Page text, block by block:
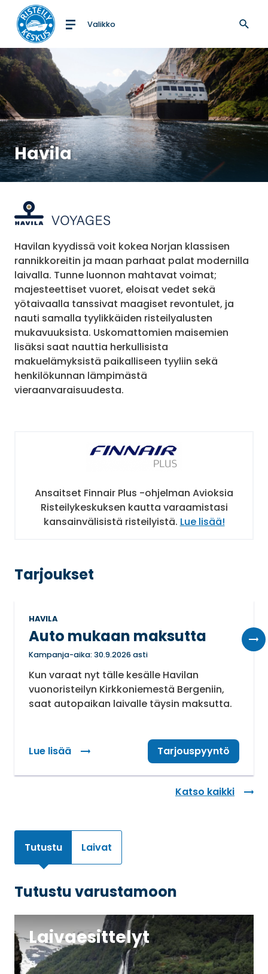
Etusivulle
Valikko
Havila
Havilan kyydissä voit kokea Norjan klassisen
rannikkoreitin ja maan parhaat palat modernilla
laivalla. Tunne luonnon mahtavat voimat;
majesteettiset vuoret, eloisat vedet sekä
yötaivaalla tanssivat maagiset revontulet, ja
nauti samalla tyylikkäiden risteilyalusten
mukavuuksista. Uskomattomien maisemien
lisäksi saat nauttia herkullisista
makuelämyksistä paikalliseen tyyliin sekä
henkilökunnan lämpimästä
vieraanvaraisuudesta.
Ansaitset Finnair Plus -ohjelman Avioksia
Risteilykeskuksen kautta varaamistasi
kansainvälisistä risteilyistä. Lue lisää!
Tarjoukset
HAVILA
Auto mukaan maksutta
Kampanja-aika: 30.9.2026 asti
Kun varaat nyt tälle kesälle Havilan
vuonoristeilyn Kirkkoniemestä Bergeniin,
saat autopaikan laivalle täysin maksutta.
Lue lisää
: Auto mukaan maksutta Tarjouspyyntö
Katso kaikki
Tutustu Laivat
Tutustu varustamoon
Laivaesittelyt